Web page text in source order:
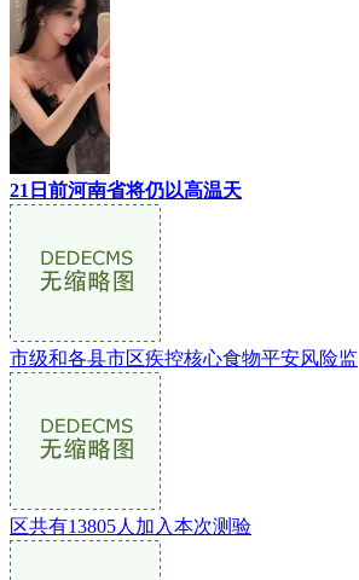
21日前河南省将仍以高温天
市级和各县市区疾控核心食物平安风险监
区共有13805人加入本次测验